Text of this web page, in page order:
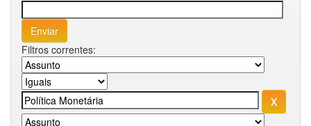
Filtros correntes: